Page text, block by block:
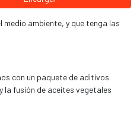
medio ambiente, y que tenga las
con un paquete de aditivos
la fusión de aceites vegetales